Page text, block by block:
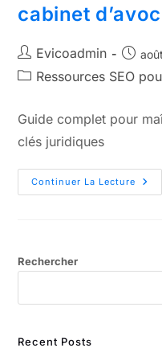
cabinet
Evicoadmin
Ressources SEO
Guide complet pour
clés juridiques
Continuer La Lecture
Rechercher
Recent Posts